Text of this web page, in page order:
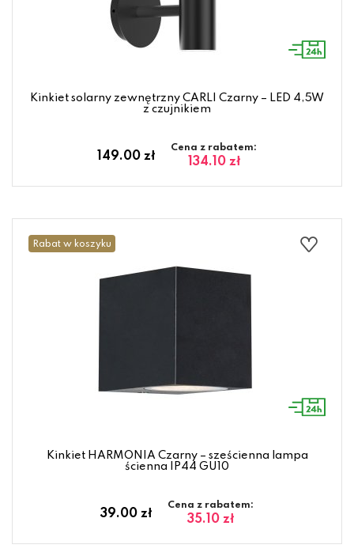
Kinkiet solarny zewnętrzny CARLI Czarny – LED 4,5W
z czujnikiem
149.00 zł
Cena z rabatem:
134.10 zł
Rabat w koszyku
Kinkiet HARMONIA Czarny – sześcienna lampa
ścienna IP44 GU10
39.00 zł
Cena z rabatem:
35.10 zł